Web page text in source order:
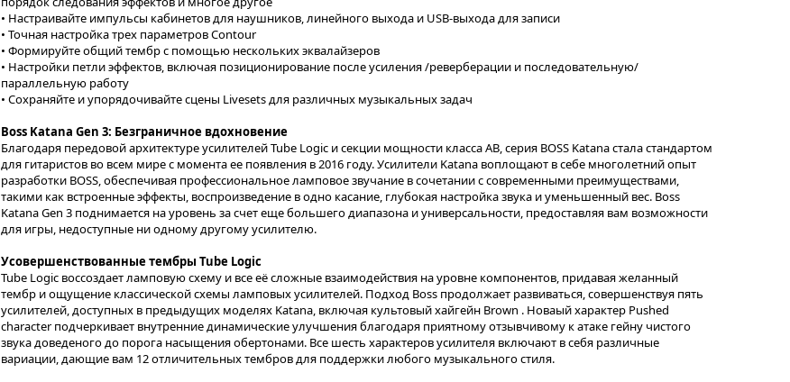
• Настраивайте импульсы кабинетов для наушников, линейного выхода и USB-выхода для записи
• Точная настройка трех параметров Contour
• Формируйте общий тембр с помощью нескольких эквалайзеров
• Настройки петли эффектов, включая позиционирование после усиления /реверберации и последовательную/
параллельную работу
• Сохраняйте и упорядочивайте сцены Livesets для различных музыкальных задач
Boss Katana Gen 3: Безграничное вдохновение
Благодаря передовой архитектуре усилителей Tube Logic и секции мощности класса AB, серия BOSS Katana стала стандартом
для гитаристов во всем мире с момента ее появления в 2016 году. Усилители Katana воплощают в себе многолетний опыт
разработки BOSS, обеспечивая профессиональное ламповое звучание в сочетании с современными преимуществами,
такими как встроенные эффекты, воспроизведение в одно касание, глубокая настройка звука и уменьшенный вес. Boss
Katana Gen 3 поднимается на уровень за счет еще большего диапазона и универсальности, предоставляя вам возможности
для игры, недоступные ни одному другому усилителю.
Усовершенствованные тембры Tube Logic
Tube Logic воссоздает ламповую схему и все её сложные взаимодействия на уровне компонентов, придавая желанный
тембр и ощущение классической схемы ламповых усилителей. Подход Boss продолжает развиваться, совершенствуя пять
усилителей, доступных в предыдущих моделях Katana, включая культовый хайгейн Brown . Новаый характер Pushed
character подчеркивает внутренние динамические улучшения благодаря приятному отзывчивому к атаке гейну чистого
звука доведеного до порога насыщения обертонами. Все шесть характеров усилителя включают в себя различные
вариации, дающие вам 12 отличительных тембров для поддержки любого музыкального стиля.